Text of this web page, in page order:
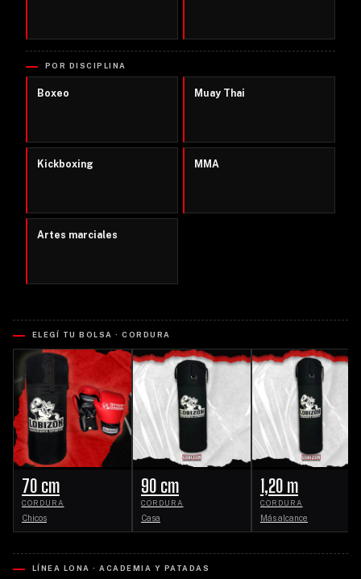
POR DISCIPLINA
Boxeo Muay Thai
Kickboxing MMA
Artes marciales
ELEGÍ TU BOLSA · CORDURA
70 cm
CORDURA
Chicos
90 cm
CORDURA
Casa
1,20 m
CORDURA
Más alcance
LÍNEA LONA · ACADEMIA Y PATADAS